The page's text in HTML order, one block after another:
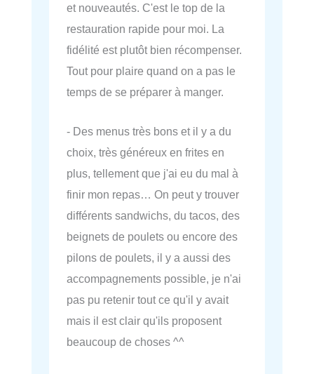
et nouveautés. C'est le top de la
restauration rapide pour moi. La
fidélité est plutôt bien récompenser.
Tout pour plaire quand on a pas le
temps de se préparer à manger.
- Des menus très bons et il y a du
choix, très généreux en frites en
plus, tellement que j'ai eu du mal à
finir mon repas… On peut y trouver
différents sandwichs, du tacos, des
beignets de poulets ou encore des
pilons de poulets, il y a aussi des
accompagnements possible, je n'ai
pas pu retenir tout ce qu'il y avait
mais il est clair qu'ils proposent
beaucoup de choses ^^